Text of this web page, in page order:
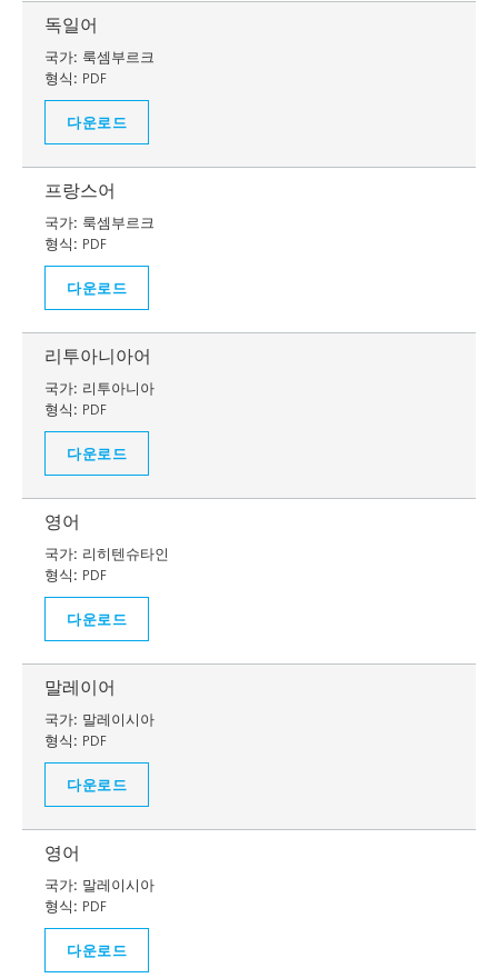
독일어
국가: 룩셈부르크
형식: PDF
다운로드
프랑스어
국가: 룩셈부르크
형식: PDF
다운로드
리투아니아어
국가: 리투아니아
형식: PDF
다운로드
영어
국가: 리히텐슈타인
형식: PDF
다운로드
말레이어
국가: 말레이시아
형식: PDF
다운로드
영어
국가: 말레이시아
형식: PDF
다운로드